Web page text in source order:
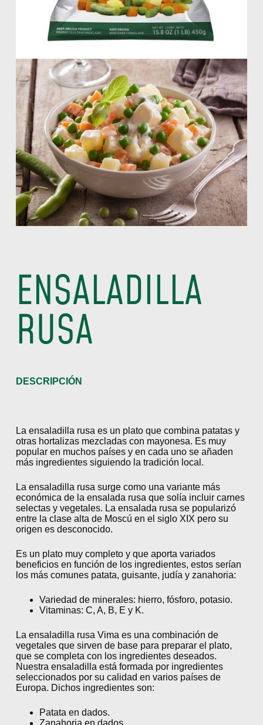
ENSALADILLA
RUSA
DESCRIPCIÓN
La ensaladilla rusa es un plato que combina patatas y
otras hortalizas mezcladas con mayonesa. Es muy
popular en muchos países y en cada uno se añaden
más ingredientes siguiendo la tradición local.
La ensaladilla rusa surge como una variante más
económica de la ensalada rusa que solía incluir carnes
selectas y vegetales. La ensalada rusa se popularizó
entre la clase alta de Moscú en el siglo XIX pero su
origen es desconocido.
Es un plato muy completo y que aporta variados
beneficios en función de los ingredientes, estos serían
los más comunes patata, guisante, judía y zanahoria:
Variedad de minerales: hierro, fósforo, potasio.
Vitaminas: C, A, B, E y K.
La ensaladilla rusa Vima es una combinación de
vegetales que sirven de base para preparar el plato,
que se completa con los ingredientes deseados.
Nuestra ensaladilla está formada por ingredientes
seleccionados por su calidad en varios países de
Europa. Dichos ingredientes son:
Patata en dados.
Zanahoria en dados.